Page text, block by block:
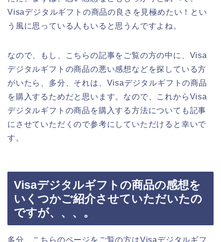
Visaデジタルギフトの商品の良さを見極めたい！とい
う風に思っている人もいると思うんですよね。
なので、もし、こちらの記事をご覧の方の中に、Visa
デジタルギフトの商品の悪い感想などを探している方
がいたら、多分、それは、Visaデジタルギフトの商品
を購入するためだと思います。なので、これからVisa
デジタルギフトの商品を購入する方法についても記事
にさせていただくので参考にしていただけると幸いで
す。
Visaデジタルギフトの商品の感想を
いくつかご紹介させていただいたの
ですが、、、。
多分、こちらのページをご覧の方はVisaデジタルギフ